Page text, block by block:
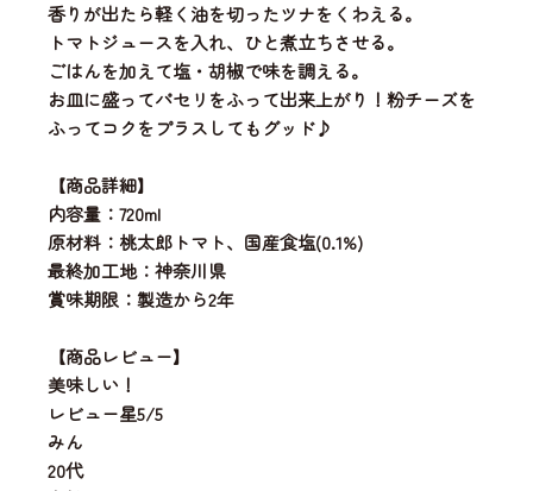
香りが出たら軽く油を切ったツナをくわえる。
トマトジュースを入れ、ひと煮立ちさせる。
ごはんを加えて塩・胡椒で味を調える。
お皿に盛ってパセリをふって出来上がり！粉チーズを
ふってコクをプラスしてもグッド♪
【商品詳細】
内容量：720ml
原材料：桃太郎トマト、国産食塩(0.1%)
最終加工地：神奈川県
賞味期限：製造から2年
【商品レビュー】
美味しい！
レビュー星5/5
みん
20代